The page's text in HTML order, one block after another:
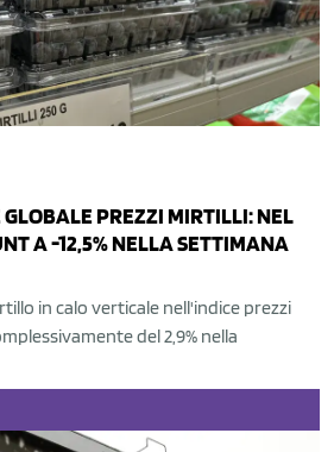
GLOBALE PREZZI MIRTILLI: NEL
A -12,5% NELLA SETTIMANA
in calo verticale nell'indice prezzi
del 2,9% nella